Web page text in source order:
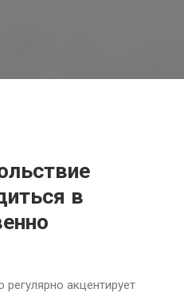
в
акцентирует